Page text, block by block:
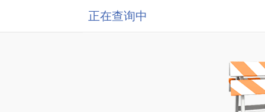
正在查询中